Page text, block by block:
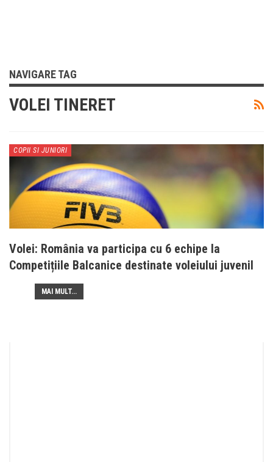
NAVIGARE TAG
VOLEI TINERET
COPII SI JUNIORI
Volei: România va participa cu 6 echipe la
Competițiile Balcanice destinate voleiului juvenil
MAI MULT...